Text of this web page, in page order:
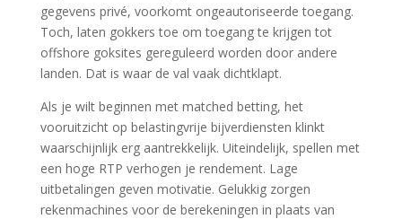
gegevens privé, voorkomt ongeautoriseerde toegang.
Toch, laten gokkers toe om toegang te krijgen tot
offshore goksites gereguleerd worden door andere
landen. Dat is waar de val vaak dichtklapt.
Als je wilt beginnen met matched betting, het
vooruitzicht op belastingvrije bijverdiensten klinkt
waarschijnlijk erg aantrekkelijk. Uiteindelijk, spellen met
een hoge RTP verhogen je rendement. Lage
uitbetalingen geven motivatie. Gelukkig zorgen
rekenmachines voor de berekeningen in plaats van